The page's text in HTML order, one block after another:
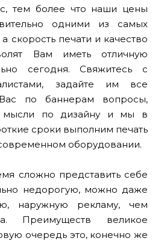
тем более что наши цены
одними из самых
скорость печати и качество
Вам иметь отличную
сегодня. Свяжитесь с
задайте им все
по баннерам вопросы,
мысли по дизайну и мы в
сроки выполним печать
оборудовании.
сложно представить себе
недорогую, можно даже
наружную рекламу, чем
Преимуществ великое
очередь это, конечно же